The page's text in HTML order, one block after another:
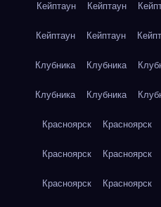
Кейптаун Кейптаун
Кейптаун Кейптаун
Клубника Клубника
Клубника Клубника
Красноярск Красноярск
Красноярск Красноярск
Красноярск Красноярск